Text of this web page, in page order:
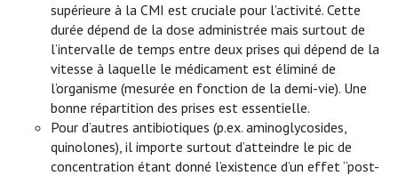
supérieure à la CMI est cruciale pour l’activité. Cette
durée dépend de la dose administrée mais surtout de
l’intervalle de temps entre deux prises qui dépend de la
vitesse à laquelle le médicament est éliminé de
l’organisme (mesurée en fonction de la demi-vie). Une
bonne répartition des prises est essentielle.
Pour d’autres antibiotiques (p.ex. aminoglycosides,
quinolones), il importe surtout d’atteindre le pic de
concentration étant donné l’existence d’un effet “post-